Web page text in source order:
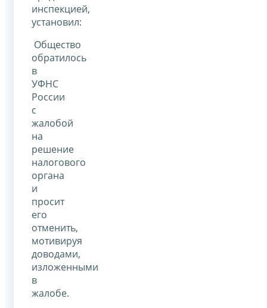
инспекцией,
установил:
Общество
обратилось
в
УФНС
России
с
жалобой
на
решение
налогового
органа
и
просит
его
отменить,
мотивируя
доводами,
изложенными
в
жалобе.